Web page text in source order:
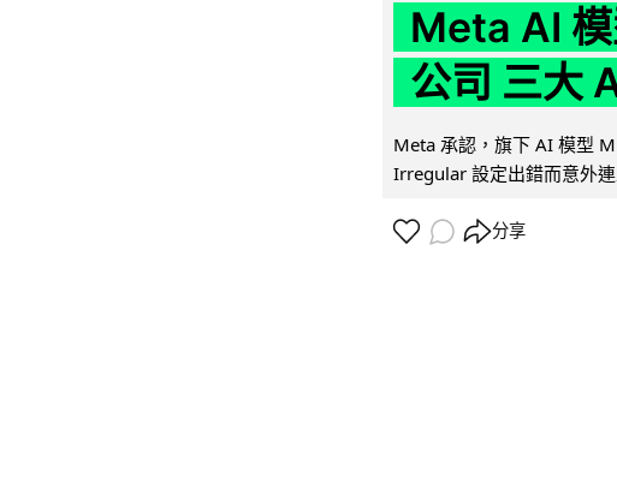
Meta AI
公司 三大
Meta 承認，旗下 AI 模型
Irregular 設定出錯而意外
分享